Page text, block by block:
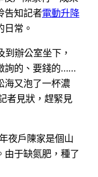
告知記者電動升降
日常。
到辦公室坐下，
詢的、要錢的……
海又泡了一杯濃
者見狀，趕緊見
夜戶陳家是個山
由于缺氮肥，種了